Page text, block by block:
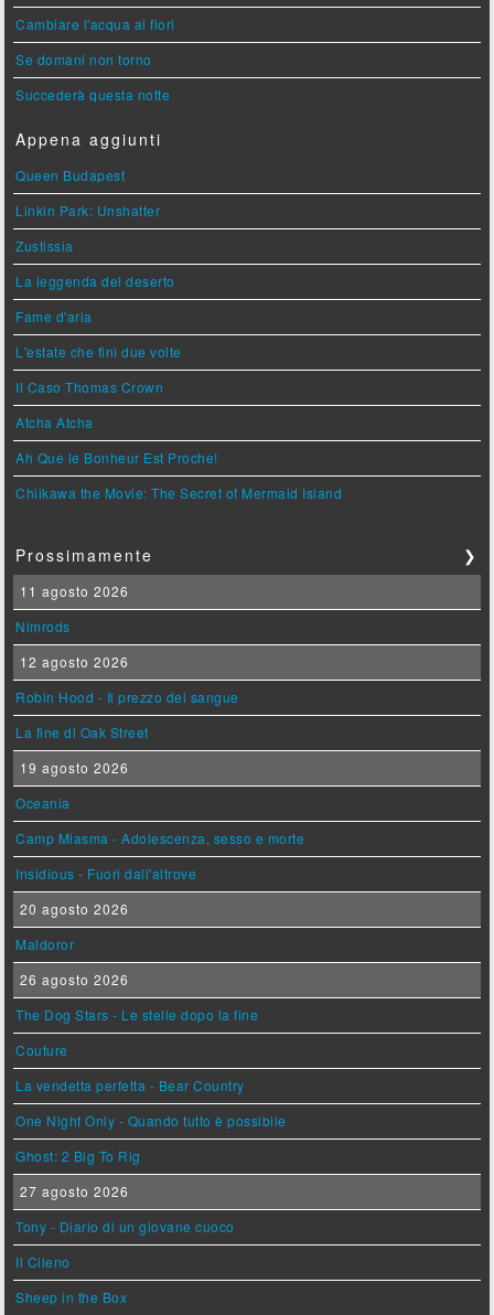
Cambiare l'acqua ai fiori
Se domani non torno
Succederà questa notte
Appena aggiunti
Queen Budapest
Linkin Park: Unshatter
Zustissia
La leggenda del deserto
Fame d'aria
L'estate che finì due volte
Il Caso Thomas Crown
Atcha Atcha
Ah Que le Bonheur Est Proche!
Chiikawa the Movie: The Secret of Mermaid Island
Prossimamente ❯
11 agosto 2026
Nimrods
12 agosto 2026
Robin Hood - Il prezzo del sangue
La fine di Oak Street
19 agosto 2026
Oceania
Camp Miasma - Adolescenza, sesso e morte
Insidious - Fuori dall'altrove
20 agosto 2026
Maldoror
26 agosto 2026
The Dog Stars - Le stelle dopo la fine
Couture
La vendetta perfetta - Bear Country
One Night Only - Quando tutto è possibile
Ghost: 2 Big To Rig
27 agosto 2026
Tony - Diario di un giovane cuoco
Il Cileno
Sheep in the Box